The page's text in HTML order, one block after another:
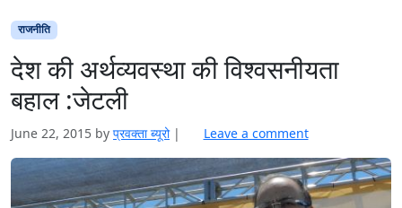
राजनीति
देश की अर्थव्यवस्था की विश्वसनीयता
बहाल :जेटली
June 22, 2015 by प्रवक्ता ब्यूरो | Leave a comment